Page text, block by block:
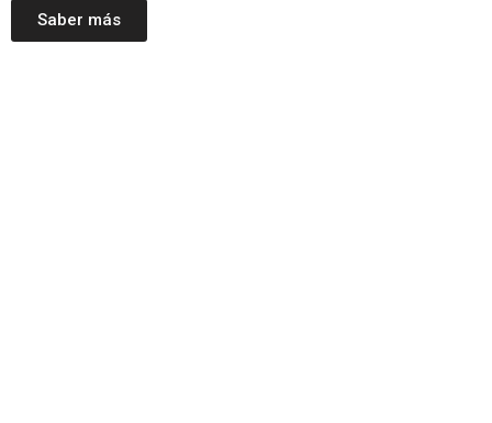
Saber más